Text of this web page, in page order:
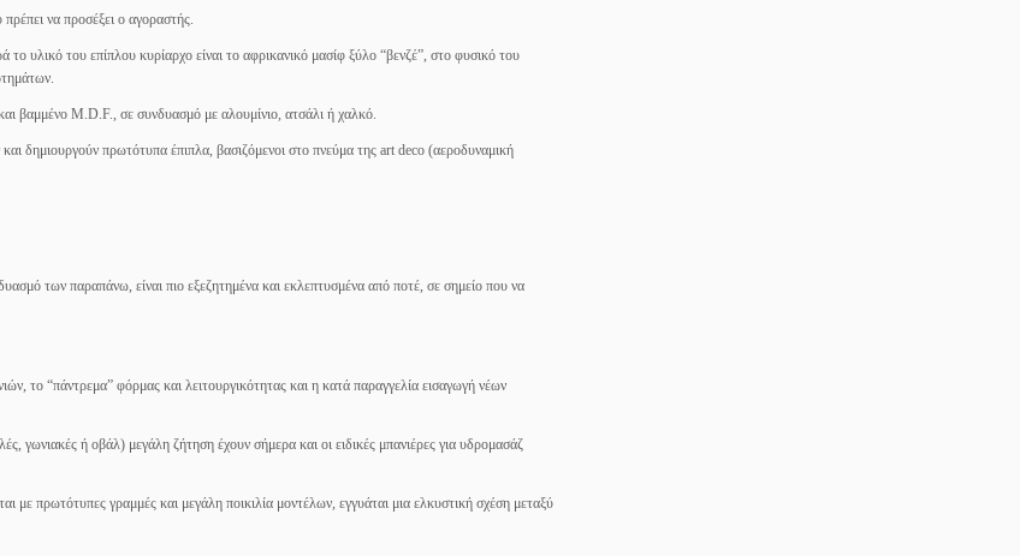
πρέπει να προσέξει ο αγοραστής.
υλικό του επίπλου κυρίαρχο είναι το αφρικανικό μασίφ ξύλο “βενζέ”, στο φυσικό του
βαμμένο M.D.F., σε συνδυασμό με αλουμίνιο, ατσάλι ή χαλκό.
δημιουργούν πρωτότυπα έπιπλα, βασιζόμενοι στο πνεύμα της art deco (αεροδυναμική
των παραπάνω, είναι πιο εξεζητημένα και εκλεπτυσμένα από ποτέ, σε σημείο που να
το “πάντρεμα” φόρμας και λειτουργικότητας και η κατά παραγγελία εισαγωγή νέων
γωνιακές ή οβάλ) μεγάλη ζήτηση έχουν σήμερα και οι ειδικές μπανιέρες για υδρομασάζ
με πρωτότυπες γραμμές και μεγάλη ποικιλία μοντέλων, εγγυάται μια ελκυστική σχέση μεταξύ